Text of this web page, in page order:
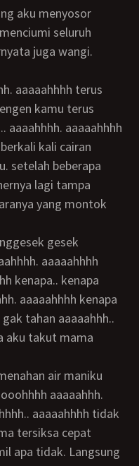
aku menyosor
seluruh
juga wangi.
kamu terus
aaaahhhh. aaaaahhhh
kali cairan
setelah beberapa
lagi tampa
yang montok
aaaaahhhh
kenapa.. kenapa
aaaaahhhh kenapa
tahan aaaaahhh..
aku takut mama
aaaaahhh.
aaaaahhhh tidak
tersiksa cepat
apa tidak. Langsung